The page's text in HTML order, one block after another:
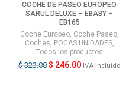
COCHE DE PASEO EUROPEO
SARUL DELUXE – EBABY –
EB165
Coche Europeo, Coche Paseo,
Coches, POCAS UNIDADES,
Todos los productos
$323.00 $ 246.00 IVA incluído